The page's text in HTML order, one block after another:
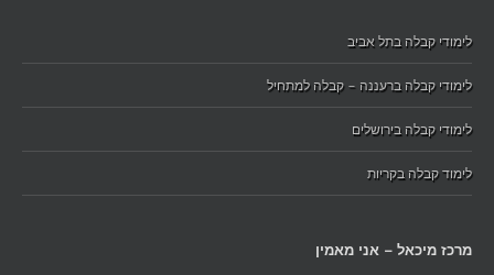
לימודי קבלה בתל אביב
לימודי קבלה ברעננה – קבלה למתחיל
לימודי קבלה בירושלים
לימוד קבלה בקריות
מרכז מיכאל – אני מאמין